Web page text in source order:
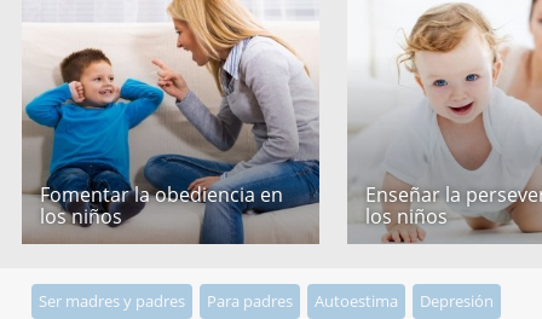
Fomentar la obediencia en
los niños
Enseñar la
los niños
Ser madres y padres Para padres Autoestima Depresión